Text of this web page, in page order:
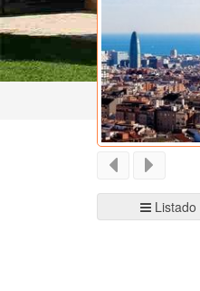
Listado